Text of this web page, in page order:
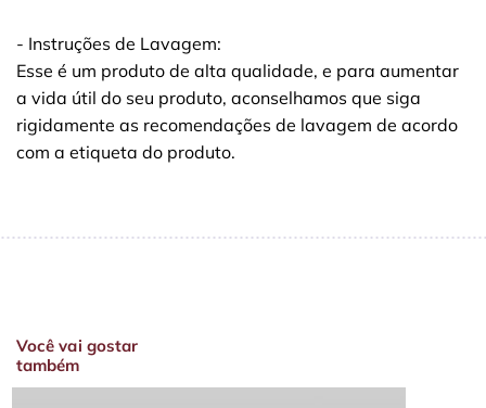
- Instruções de Lavagem:
Esse é um produto de alta qualidade, e para aumentar
a vida útil do seu produto, aconselhamos que siga
rigidamente as recomendações de lavagem de acordo
com a etiqueta do produto.
Você vai gostar
também